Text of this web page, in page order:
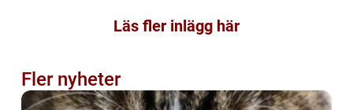
Läs fler inlägg här
Fler nyheter